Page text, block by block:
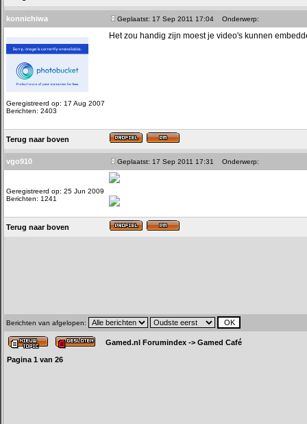
konnichiwa Geplaatst: 17 Sep 2011 17:04 Onderwerp:
Geregistreerd op: 17 Aug 2007
Berichten: 2403
Het zou handig zijn moest je video's kunnen
Terug naar boven
vgo910 Geplaatst: 17 Sep 2011 17:31 Onderwerp:
Geregistreerd op: 25 Jun 2009
Berichten: 1241
Terug naar boven
Berichten van afgelopen:
Gamed.nl Forumindex -> Gamed Café
Pagina 1 van 26